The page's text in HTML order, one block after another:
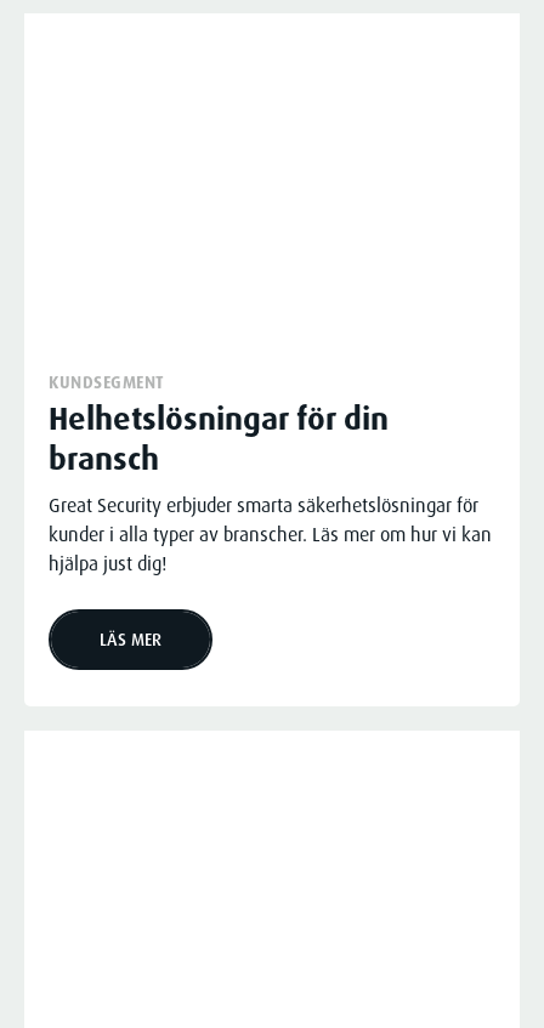
KUNDSEGMENT
Helhetslösningar för din
bransch
Great Security erbjuder smarta säkerhetslösningar för
kunder i alla typer av branscher. Läs mer om hur vi kan
hjälpa just dig!
LÄS MER